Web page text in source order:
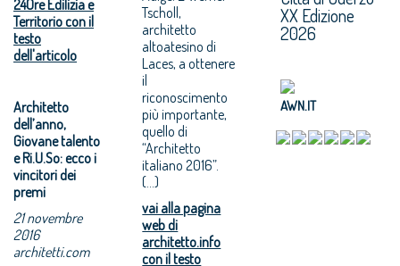
24Ore Edilizia e
Territorio con il
testo
dell'articolo
Architetto
dell’anno,
Giovane talento
e Ri.U.So: ecco i
vincitori dei
premi
21 novembre
2016
architetti.com
Tscholl,
architetto
altoatesino di
Laces, a ottenere
il
riconoscimento
più importante,
quello di
“Architetto
italiano 2016”.
(...)
vai alla pagina
web di
architetto.info
con il testo
XX Edizione
2026
AWN.IT